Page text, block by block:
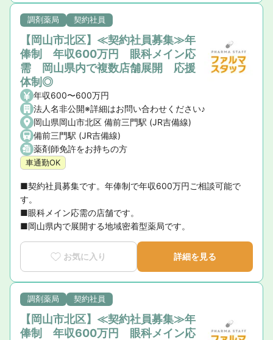
調剤薬局 契約社員
【岡山市北区】≪契約社員募集≫年
俸制 年収600万円 眼科メイン応
需 岡山県内で複数店舗展開 応援
体制◎
年収600〜600万円
法人名非公開※詳細はお問い合わせください♪
岡山県岡山市北区 備前三門駅 (JR吉備線)
備前三門駅 (JR吉備線)
薬剤師免許をお持ちの方
車通勤OK
■契約社員募集です。年俸制で年収600万円ご相談可能で
す。
■眼科メイン応需の店舗です。
■岡山県内で展開する地域密着型薬局です。
お気に入り 詳細を見る
調剤薬局 契約社員
【岡山市北区】≪契約社員募集≫年
俸制 年収600万円 眼科メイン応